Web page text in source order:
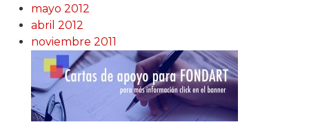
mayo 2012
abril 2012
noviembre 2011